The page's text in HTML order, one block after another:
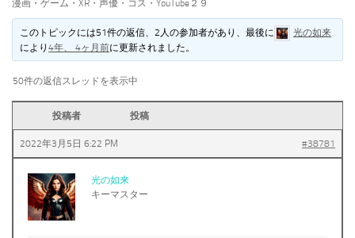
漫画・ゲーム・XR・声優・コス・YouTube２９
このトピックには51件の返信、2人の参加者があり、最後に
光の如来
により4年、 4ヶ月前に更新されました。
50件の返信スレッドを表示中
投稿者 投稿
2022年3月5日 6:22 PM #38781
光の如来
キーマスター